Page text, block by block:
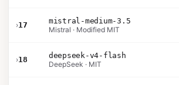
›17
mistral-medium-3.5
Mistral · Modified MIT
›18
deepseek-v4-flash
DeepSeek · MIT